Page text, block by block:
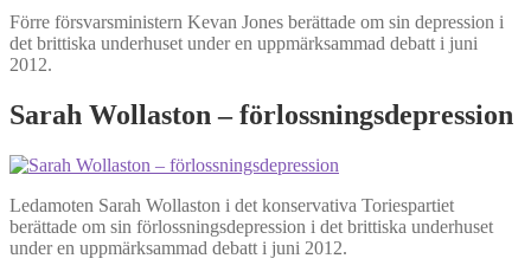
Förre försvarsministern Kevan Jones berättade om sin depression i
det brittiska underhuset under en uppmärksammad debatt i juni
2012.
Sarah Wollaston – förlossningsdepression
Ledamoten Sarah Wollaston i det konservativa Toriespartiet
berättade om sin förlossningsdepression i det brittiska underhuset
under en uppmärksammad debatt i juni 2012.